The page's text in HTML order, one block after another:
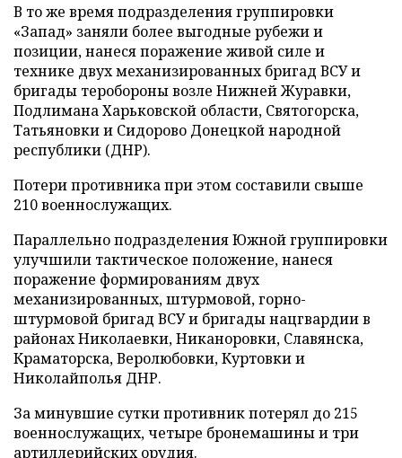
В то же время подразделения группировки
«Запад» заняли более выгодные рубежи и
позиции, нанеся поражение живой силе и
технике двух механизированных бригад ВСУ и
бригады теробороны возле Нижней Журавки,
Подлимана Харьковской области, Святогорска,
Татьяновки и Сидорово Донецкой народной
республики (ДНР).
Потери противника при этом составили свыше
210 военнослужащих.
Параллельно подразделения Южной группировки
улучшили тактическое положение, нанеся
поражение формированиям двух
механизированных, штурмовой, горно-
штурмовой бригад ВСУ и бригады нацгвардии в
районах Николаевки, Никаноровки, Славянска,
Краматорска, Веролюбовки, Куртовки и
Николайполья ДНР.
За минувшие сутки противник потерял до 215
военнослужащих, четыре бронемашины и три
артиллерийских орудия.